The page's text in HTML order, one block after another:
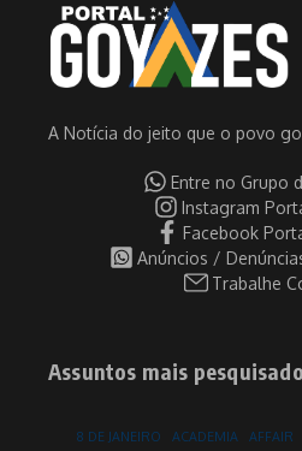
A Notícia do jeito que o povo
Entre no Grupo
Instagram
Facebook
Anúncios /
Trabalhe
Assuntos mais
8 DE JANEIRO ACADEMIA AFFAIR